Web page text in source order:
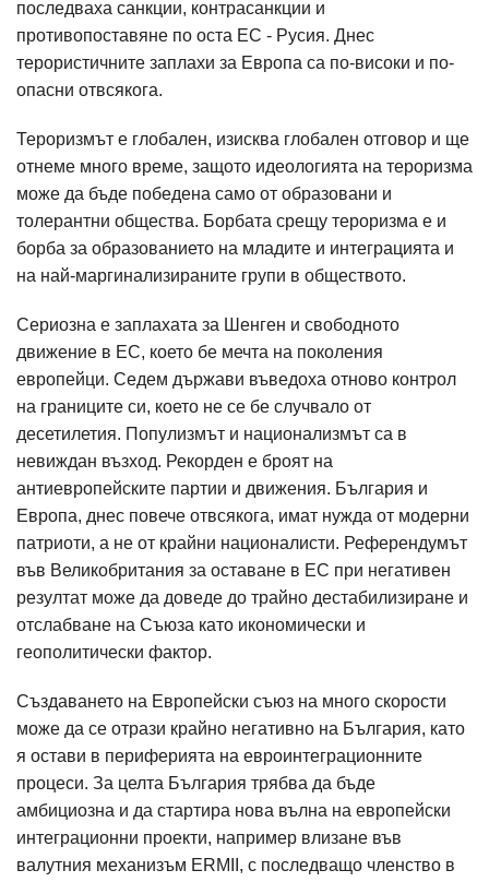
последваха санкции, контрасанкции и
противопоставяне по оста ЕС - Русия. Днес
терористичните заплахи за Европа са по-високи и по-
опасни отвсякога.
Тероризмът е глобален, изисква глобален отговор и ще
отнеме много време, защото идеологията на тероризма
може да бъде победена само от образовани и
толерантни общества. Борбата срещу тероризма е и
борба за образованието на младите и интеграцията и
на най-маргинализираните групи в обществото.
Сериозна е заплахата за Шенген и свободното
движение в ЕС, което бе мечта на поколения
европейци. Седем държави въведоха отново контрол
на границите си, което не се бе случвало от
десетилетия. Популизмът и национализмът са в
невиждан възход. Рекорден е броят на
антиевропейските партии и движения. България и
Европа, днес повече отвсякога, имат нужда от модерни
патриоти, а не от крайни националисти. Референдумът
във Великобритания за оставане в ЕС при негативен
резултат може да доведе до трайно дестабилизиране и
отслабване на Съюза като икономически и
геополитически фактор.
Създаването на Европейски съюз на много скорости
може да се отрази крайно негативно на България, като
я остави в периферията на евроинтеграционните
процеси. За целта България трябва да бъде
амбициозна и да стартира нова вълна на европейски
интеграционни проекти, например влизане във
валутния механизъм ERMII, с последващо членство в